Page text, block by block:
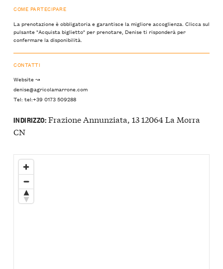
COME PARTECIPARE
La prenotazione è obbligatoria e garantisce la migliore accoglienza. Clicca sul
pulsante "Acquista biglietto" per prenotare, Denise ti risponderà per
confermare la disponibilità.
CONTATTI
Website ↝
denise@agricolamarrone.com
Tel: tel:+39 0173 509288
INDIRIZZO:Frazione Annunziata, 13 12064 La Morra
CN